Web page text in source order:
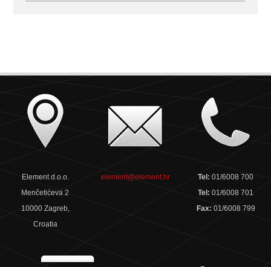
Element d.o.o.
Menčetićeva 2
10000 Zagreb,
Croatia
element@element.hr Tel:01/6008 700
Tel:01/6008 701
Fax: 01/6008 799